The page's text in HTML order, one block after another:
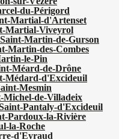
du-Périgord
Martial-d'Artenset
Martial-Viveyrol
Saint-Martin-de-Gurson
Martin-des-Combes
le-Pin
Méard-de-Drône
Médard-d'Excideuil
Mesmin
Michel-de-Villadeix
Pantaly-d'Excideuil
Pardoux-la-Rivière
la-Roche
d'Eyraud